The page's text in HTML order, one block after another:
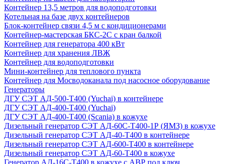
Контейнер 13,5 метров для водоподготовки
Котельная на базе двух контейнеров
Блок-контейнер связи 4,5 м с кондиционерами
Контейнер-мастерская БКС-2С с кран балкой
Контейнер для генератора 400 кВт
Контейнер для хранения ЛВЖ
Контейнер для водоподготовки
Мини-контейнер для теплового пункта
Контейнер для Мосводоканала под насосное оборудование
Генераторы
ДГУ СЭТ АД-500-Т400 (Yuchai) в контейнере
ДГУ СЭТ АД-400-Т400 (Yuchai)
ДГУ СЭТ АД-400-Т400 (Scania) в кожухе
Дизельный генератор СЭТ АД-60С-Т400-1Р (ЯМЗ) в кожухе
Дизельный генератор СЭТ АД-40-Т400 в контейнере
Дизельный генератор СЭТ АД-600-Т400 в контейнере
Дизельный генератор СЭТ АД-60-Т400 в кожухе
Генератор АД-16С-Т400 в кожухе с АВР под ключ